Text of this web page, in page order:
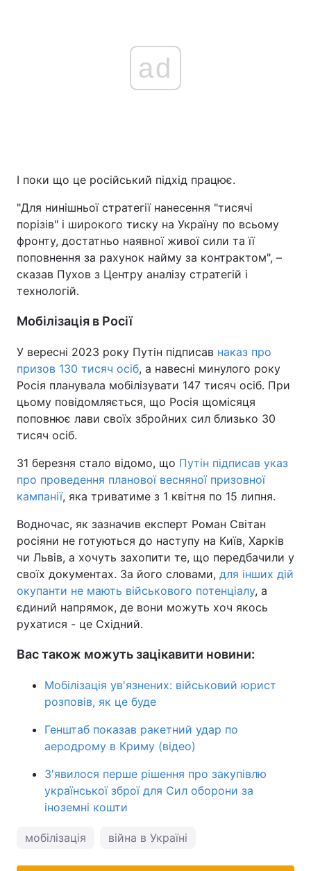
ad
І поки що це російський підхід працює.
"Для нинішньої стратегії нанесення "тисячі
порізів" і широкого тиску на Україну по всьому
фронту, достатньо наявної живої сили та її
поповнення за рахунок найму за контрактом", –
сказав Пухов з Центру аналізу стратегій і
технологій.
Мобілізація в Росії
У вересні 2023 року Путін підписав наказ про
призов 130 тисяч осіб, а навесні минулого року
Росія планувала мобілізувати 147 тисяч осіб. При
цьому повідомляється, що Росія щомісяця
поповнює лави своїх збройних сил близько 30
тисяч осіб.
31 березня стало відомо, що Путін підписав указ
про проведення планової весняної призовної
кампанії, яка триватиме з 1 квітня по 15 липня.
Водночас, як зазначив експерт Роман Світан
росіяни не готуються до наступу на Київ, Харків
чи Львів, а хочуть захопити те, що передбачили у
своїх документах. За його словами, для інших дій
окупанти не мають військового потенціалу, а
єдиний напрямок, де вони можуть хоч якось
рухатися - це Східний.
Вас також можуть зацікавити новини:
Мобілізація ув'язнених: військовий юрист
розповів, як це буде
Генштаб показав ракетний удар по
аеродрому в Криму (відео)
З'явилося перше рішення про закупівлю
української зброї для Сил оборони за
іноземні кошти
мобілізація війна в Україні